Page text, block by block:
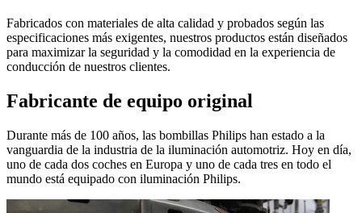
Fabricados con materiales de alta calidad y probados según las
especificaciones más exigentes, nuestros productos están diseñados
para maximizar la seguridad y la comodidad en la experiencia de
conducción de nuestros clientes.
Fabricante de equipo original
Durante más de 100 años, las bombillas Philips han estado a la
vanguardia de la industria de la iluminación automotriz. Hoy en día,
uno de cada dos coches en Europa y uno de cada tres en todo el
mundo está equipado con iluminación Philips.